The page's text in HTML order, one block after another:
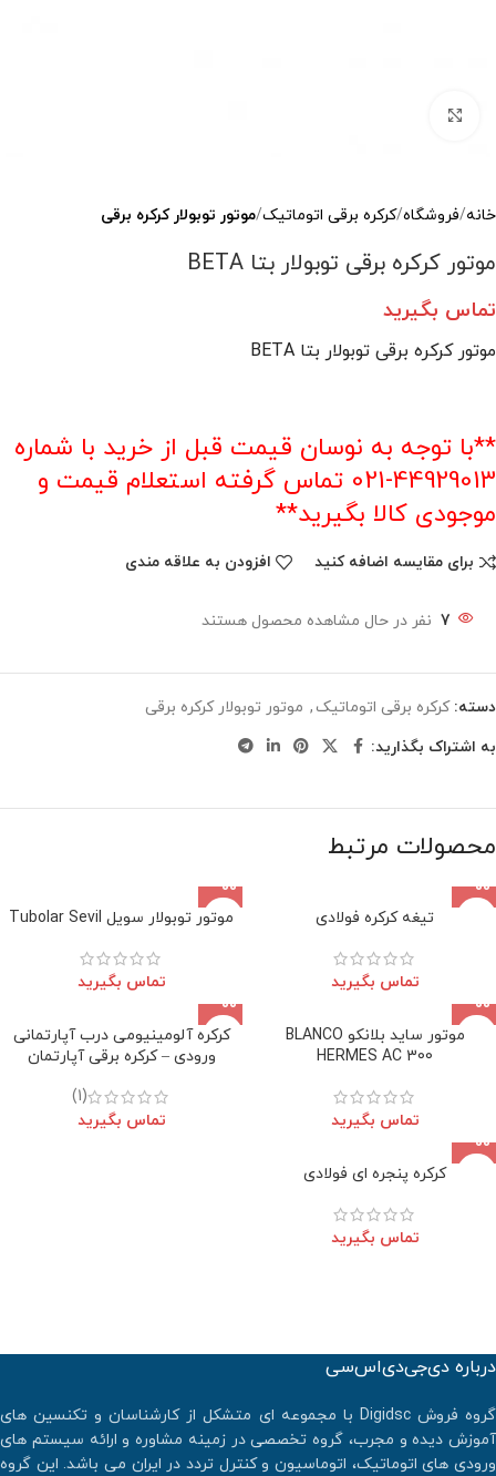
خانه فروشگاه کرکره برقی اتوماتیک موتور توبولار کرکره برقی
موتور کرکره برقی توبولار بتا BETA
تماس بگیرید
موتور کرکره برقی توبولار بتا BETA
**با توجه به نوسان قیمت قبل از خرید با شماره
44929013-021 تماس گرفته استعلام قیمت و
موجودی کالا بگیرید**
برای مقایسه اضافه کنید افزودن به علاقه مندی
7 نفر در حال مشاهده محصول هستند
دسته: کرکره برقی اتوماتیک , موتور توبولار کرکره برقی
به اشتراک بگذارید:
محصولات مرتبط
تیغه کرکره فولادی
تماس بگیرید
موتور توبولار سویل Tubolar Sevil
تماس بگیرید
موتور ساید بلانکو BLANCO
HERMES AC 300
تماس بگیرید
کرکره آلومینیومی درب آپارتمانی
ورودی – کرکره برقی آپارتمان
(1)
تماس بگیرید
کرکره پنجره ای فولادی
تماس بگیرید
درباره دی‌جی‌دی‌اس‌سی
گروه فروش Digidsc با مجموعه ای متشکل از کارشناسان و تکنسین های
آموزش دیده و مجرب، گروه تخصصی در زمینه مشاوره و ارائه سیستم های
ورودی های اتوماتیک، اتوماسیون و کنترل تردد در ایران می باشد. اين گروه